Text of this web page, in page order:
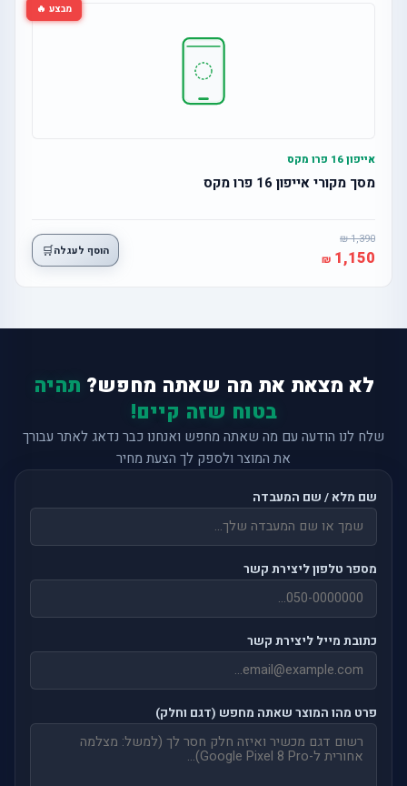
מבצע 🔥
אייפון 16 פרו מקס
מסך מקורי אייפון 16 פרו מקס
1,390
1,150 הוסף לעגלה🛒
לא מצאת את מה שאתה מחפש? תהיה
בטוח שזה קיים!
שלח לנו הודעה עם מה שאתה מחפש ואנחנו כבר נדאג לאתר עבורך
את המוצר ולספק לך הצעת מחיר
שם מלא / שם המעבדה
מספר טלפון ליצירת קשר
כתובת מייל ליצירת קשר
פרט מהו המוצר שאתה מחפש (דגם וחלק)